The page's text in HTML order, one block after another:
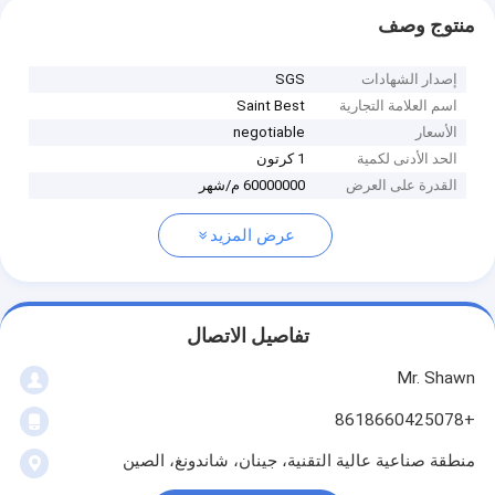
منتوج وصف
إصدار الشهادات
SGS
اسم العلامة التجارية
Saint Best
الأسعار
negotiable
الحد الأدنى لكمية
1 كرتون
القدرة على العرض
60000000 م/شهر
عرض المزيد
تفاصيل الاتصال
Mr. Shawn
+8618660425078
منطقة صناعية عالية التقنية، جينان، شاندونغ، الصين